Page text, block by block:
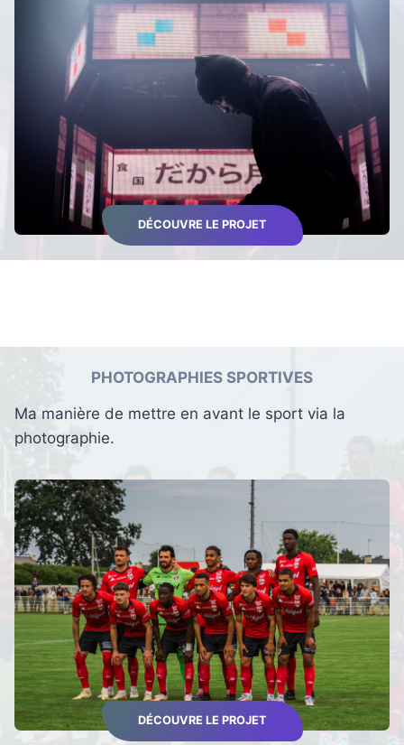
DÉCOUVRE LE PROJET
PHOTOGRAPHIES SPORTIVES
Ma manière de mettre en avant le sport via la
photographie.
DÉCOUVRE LE PROJET